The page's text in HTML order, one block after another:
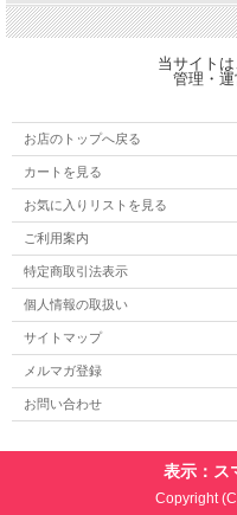
当サイトは
管理・運
お店のトップへ戻る
カートを見る
お気に入りリストを見る
ご利用案内
特定商取引法表示
個人情報の取扱い
サイトマップ
メルマガ登録
お問い合わせ
表示：ス
Copyright